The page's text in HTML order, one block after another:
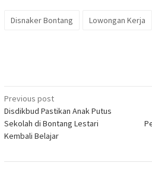
Disnaker Bontang Lowongan Kerja
Post
navigation
Previous post
Disdikbud Pastikan Anak Putus
Sekolah di Bontang Lestari
Kembali Belajar